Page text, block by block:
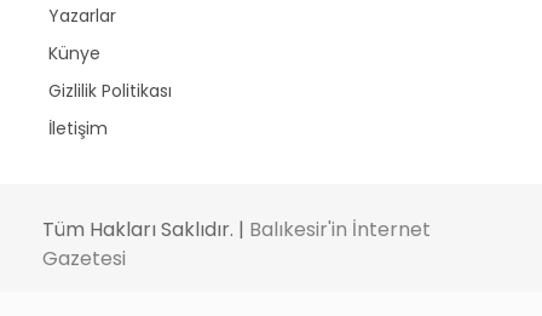
Yazarlar
Künye
Gizlilik Politikası
İletişim
Tüm Hakları Saklıdır. | Balıkesir'in İnternet
Gazetesi